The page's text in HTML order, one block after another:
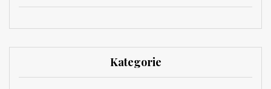
Kategorie